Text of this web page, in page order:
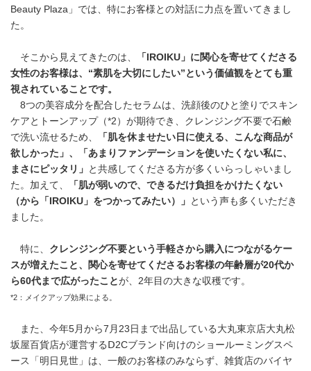
Beauty Plaza」では、特にお客様との対話に力点を置いてきまし
た。
そこから見えてきたのは、 「 IROIKU 」に関心を寄せてくださる
女性のお客様は、“素肌を大切にしたい”という価値観をとても重
視されていることです。
8つの美容成分を配合したセラムは、洗顔後のひと塗りでスキン
ケアとトーンアップ（*2）が期待でき、クレンジング不要で石鹸
で洗い流せるため、
「肌を休ませたい日に使える、こんな商品が
欲しかった」、「あまりファンデーションを使いたくない私に、
まさにピッタリ」 と共感してくださる方が多くいらっしゃいまし
た。加えて、
「肌が弱いので、できるだけ負担をかけたくない
（から「
IROIKU 」をつかってみたい）」 という声も多くいただき
ました。
特に、 クレンジング不要という手軽さから購入につながるケー
スが増えたこと、関心を寄せてくださるお客様の年齢層が20代か
ら60代まで広がったことが、2年目の大きな収穫です。
*2：メイクアップ効果による。
また、今年5月から7月23日まで出品している大丸東京店大丸松
坂屋百貨店が運営するⅮ2Cブランド向けのショールーミングスペ
ース「明日見世」は、一般のお客様のみならず、雑貨店のバイヤ